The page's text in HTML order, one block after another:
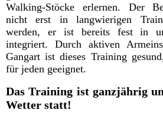
Walking-Stöcke erlernen. Der
nicht erst in langwierigen
werden, er ist bereits fest in
integriert. Durch aktiven
Gangart ist dieses Training
für jeden geeignet.
Das Training ist ganzjährig
Wetter statt!